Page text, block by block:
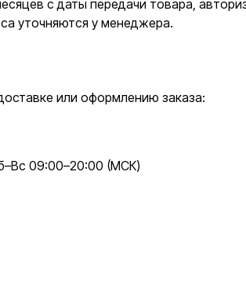
с даты передачи товара,
уточняются у менеджера.
или оформлению заказа:
09:00–20:00 (МСК)